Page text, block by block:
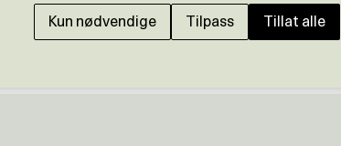
beliggenhet i
ordning.
Kun nødvendige Tilpass Tillat alle